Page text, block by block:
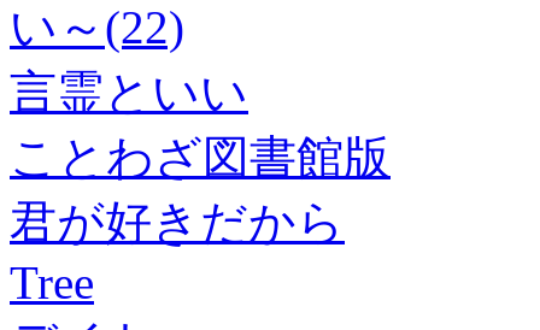
い～(22)
言霊といい
ことわざ図書館版
君が好きだから
Tree